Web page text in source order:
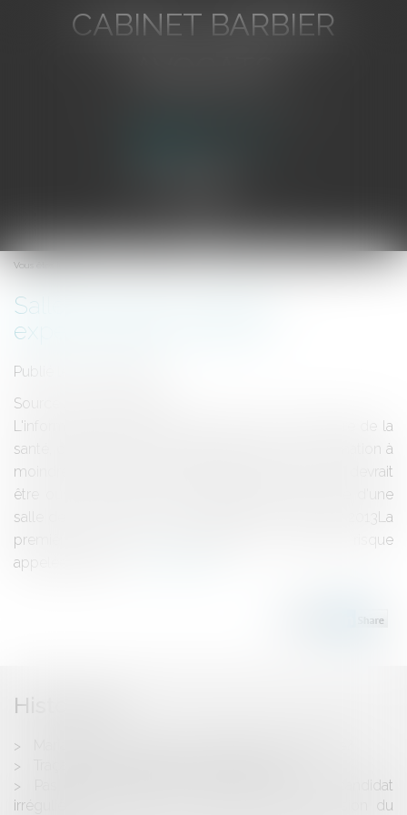
CABINET BARBIER
Ouvrir
le
Vous êtes ici :
Salle de shoot : première
expérimentation à Paris
Publié le :
Source :
L'information n'a pas été confirmée par le Ministère de la
santé, cependant une première salle de consommation à
moindre risque autrement appelée "salle de shoot" devrait
être ouverte à Paris à titre expérimental.Ouverture d'une
salle de consommation à moindre risque courant 2013La
première salle de consommation à moindre risque
appelée péjorati...
Historique
Pas d'indemnisation du manque à gagner du candidat
irrégulièrement évincé en l'absence de conclusion du